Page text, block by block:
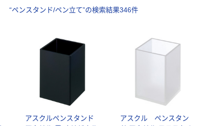
“ペンスタンド/ペン立て”の検索結果346件
アスクルペンスタンド
アスクル ペンスタン